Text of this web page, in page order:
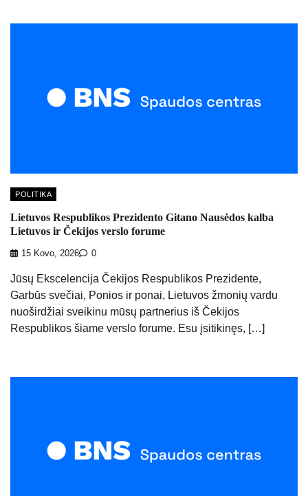
POLITIKA
Lietuvos Respublikos Prezidento Gitano Nausėdos kalba
Lietuvos ir Čekijos verslo forume
15 Kovo, 2026 0
Jūsų Ekscelencija Čekijos Respublikos Prezidente,
Garbūs svečiai, Ponios ir ponai, Lietuvos žmonių vardu
nuoširdžiai sveikinu mūsų partnerius iš Čekijos
Respublikos šiame verslo forume. Esu įsitikinęs, […]